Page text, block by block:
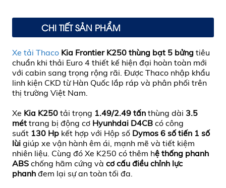
CHI TIẾT SẢN PHẨM
Xe tải Thaco Kia Frontier K250 thùng bạt 5 bửng tiêu
chuẩn khi thải Euro 4 thiết kế hiện đại hoàn toàn mới
với cabin sang trọng rộng rãi. Được Thaco nhập khẩu
linh kiện CKD từ Hàn Quốc lắp ráp và phân phối trên
thị trường Việt Nam.
Xe Kia K250 tải trọng 1.49/2.49 tấn thùng dài 3.5
mét trang bị động cơ Hyunhdai D4CB có công
suất 130 Hp kết hợp với Hộp số Dymos 6 số tiến 1 số
lùi giúp xe vận hành êm ái, mạnh mẽ và tiết kiệm
nhiên liệu. Cùng đó Xe K250 có thêm hệ thống phanh
ABS chống hãm cứng và cơ cấu điều chỉnh lực
phanh đem lại sự an toàn tối đa.